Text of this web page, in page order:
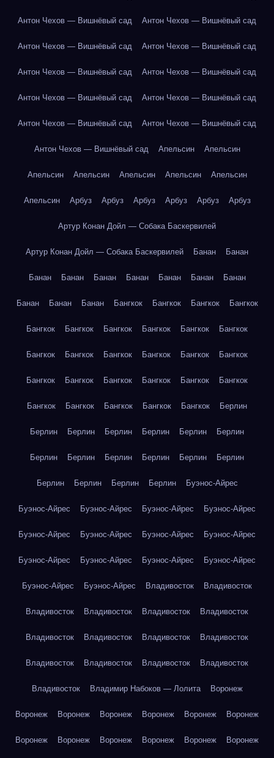
Антон Чехов — Вишнёвый сад Антон Чехов — Вишнёвый сад
Антон Чехов — Вишнёвый сад Антон Чехов — Вишнёвый сад
Антон Чехов — Вишнёвый сад Антон Чехов — Вишнёвый сад
Антон Чехов — Вишнёвый сад Антон Чехов — Вишнёвый сад
Антон Чехов — Вишнёвый сад Антон Чехов — Вишнёвый сад
Антон Чехов — Вишнёвый сад Апельсин Апельсин
Апельсин Апельсин Апельсин Апельсин Апельсин
Апельсин Арбуз Арбуз Арбуз Арбуз Арбуз Арбуз
Артур Конан Дойл — Собака Баскервилей
Артур Конан Дойл — Собака Баскервилей Банан Банан
Банан Банан Банан Банан Банан Банан Банан
Банан Банан Банан Бангкок Бангкок Бангкок Бангкок
Бангкок Бангкок Бангкок Бангкок Бангкок Бангкок
Бангкок Бангкок Бангкок Бангкок Бангкок Бангкок
Бангкок Бангкок Бангкок Бангкок Бангкок Бангкок
Бангкок Бангкок Бангкок Бангкок Бангкок Берлин
Берлин Берлин Берлин Берлин Берлин Берлин
Берлин Берлин Берлин Берлин Берлин Берлин
Берлин Берлин Берлин Берлин Буэнос-Айрес
Буэнос-Айрес Буэнос-Айрес Буэнос-Айрес Буэнос-Айрес
Буэнос-Айрес Буэнос-Айрес Буэнос-Айрес Буэнос-Айрес
Буэнос-Айрес Буэнос-Айрес Буэнос-Айрес Буэнос-Айрес
Буэнос-Айрес Буэнос-Айрес Владивосток Владивосток
Владивосток Владивосток Владивосток Владивосток
Владивосток Владивосток Владивосток Владивосток
Владивосток Владивосток Владивосток Владивосток
Владивосток Владимир Набоков — Лолита Воронеж
Воронеж Воронеж Воронеж Воронеж Воронеж Воронеж
Воронеж Воронеж Воронеж Воронеж Воронеж Воронеж